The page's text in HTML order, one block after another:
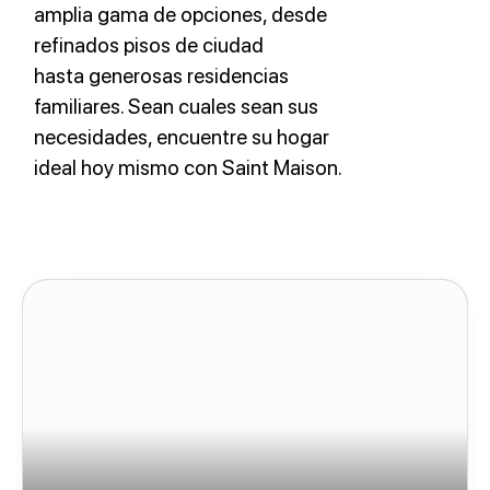
amplia gama de opciones, desde
refinados pisos de ciudad
hasta generosas residencias
familiares. Sean cuales sean sus
necesidades, encuentre su hogar
ideal hoy mismo con Saint Maison.